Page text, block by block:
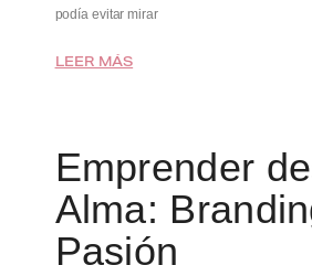
podía evitar mirar
LEER MÁS
Emprender
Alma:
Pasión